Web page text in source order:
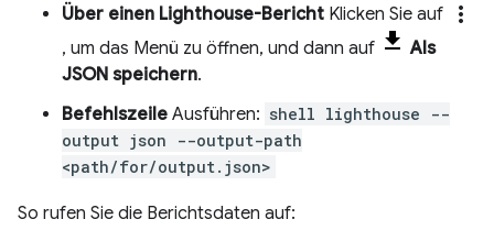
Über einen Lighthouse-Bericht Klicken Sie auf more_vert
, um das Menü zu öffnen, und dann auf
Als
JSON speichern.
Befehlszeile Ausführen: shell lighthouse --
output json --output-path
<path/for/output.json>
So rufen Sie die Berichtsdaten auf: